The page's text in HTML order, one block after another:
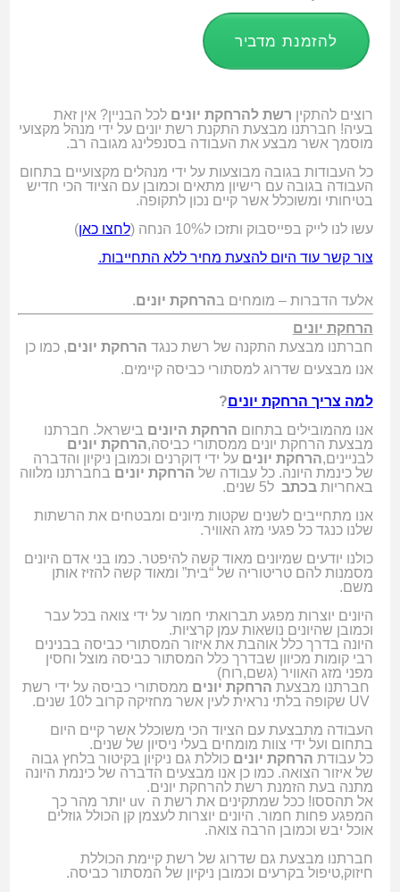
להזמנת מדביר
רוצים להתקין רשת להרחקת יונים לכל הבניין? אין זאת
בעיה! חברתנו מבצעת התקנת רשת יונים על ידי מנהל מקצועי
מוסמך אשר מבצע את העבודה בסנפלינג מגובה רב.
כל העבודות בגובה מבוצעות על ידי מנהלים מקצועיים בתחום
העבודה בגובה עם רישיון מתאים וכמובן עם הציוד הכי חדיש
בטיחותי ומשוכלל אשר קיים נכון לתקופה.
עשו לנו לייק בפייסבוק ותזכו ל10% הנחה (
לחצו כאן)
צור קשר עוד היום להצעת מחיר ללא התחייבות.
אלעד הדברות – מומחים בהרחקת יונים.
הרחקת יונים
חברתנו מבצעת התקנה של רשת כנגד הרחקת יונים, כמו כן
אנו מבצעים שדרוג למסתורי כביסה קיימים.
למה צריך הרחקת יונים?
אנו מהמובילים בתחום הרחקת היונים בישראל. חברתנו
מבצעת הרחקת יונים ממסתורי כביסה,הרחקת יונים
לבניינים,הרחקת יוניםעל ידי דוקרנים וכמובן ניקיון והדברה
של כינמת היונה. כל עבודה של הרחקת יונים בחברתנו מלווה
באחריותבכתב ל5 שנים.
אנו מתחייבים לשנים שקטות מיונים ומבטחים את הרשתות
שלנו כנגד כל פגעי מזג האוויר.
כולנו יודעים שמיונים מאוד קשה להיפטר. כמו בני אדם היונים
מסמנות להם טריטוריה של “בית” ומאוד קשה להזיז אותן
משם.
היונים יוצרות מפגע תברואתי חמור על ידי צואה בכל עבר
וכמובן שהיונים נושאות עמן קרציות.
היונה בדרך כלל אוהבת את איזור המסתורי כביסה בבנינים
רבי קומות מכיוון שבדרך כלל המסתור כביסה מוצל וחסין
מפני מזג האוויר (גשם,רוח)
חברתנו מבצעת הרחקת יונים ממסתורי כביסה על ידי רשת
UV שקופה בלתי נראית לעין אשר מחזיקה קרוב ל10 שנים.
העבודה מתבצעת עם הציוד הכי משוכלל אשר קיים היום
בתחום ועל ידי צוות מומחים בעלי ניסיון של שנים.
כל עבודת הרחקת יונים כוללת גם ניקיון בקיטור בלחץ גבוה
של איזור הצואה. כמו כן אנו מבצעים הדברה של כינמת היונה
מתנה בעת הזמנת רשת להרחקת יונים.
אל תהססו! ככל שמתקינים את רשת ה uv יותר מהר כך
המפגע פחות חמור. היונים יוצרות לעצמן קן הכולל גוזלים
אוכל יבש וכמובן הרבה צואה.
חברתנו מבצעת גם שדרוג של רשת קיימת הכוללת
חיזוק,טיפול בקרעים וכמובן ניקיון של המסתור כביסה.